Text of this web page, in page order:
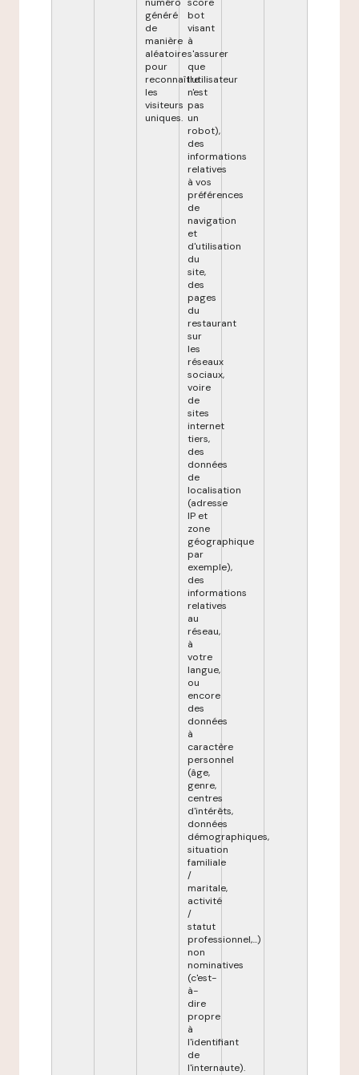
généré
de
manière
aléatoire
pour
reconnaître
les
visiteurs
uniques.
bot
visant
à
s'assurer
que
l'utilisateur
n'est
pas
un
robot),
des
informations
relatives
à vos
préférences
de
navigation
et
d'utilisation
du
site,
des
pages
du
restaurant
sur
les
réseaux
sociaux,
voire
de
sites
internet
tiers,
des
données
de
localisation
(adresse
IP et
zone
géographique
par
exemple),
des
informations
relatives
au
réseau,
à
votre
langue,
ou
encore
des
données
à
caractère
personnel
(âge,
genre,
centres
d'intérêts,
données
démographiques,
situation
familiale
/
maritale,
activité
/
statut
professionnel,...)
non
nominatives
(c'est-
à-
dire
propre
à
l'identifiant
de
l'internaute).